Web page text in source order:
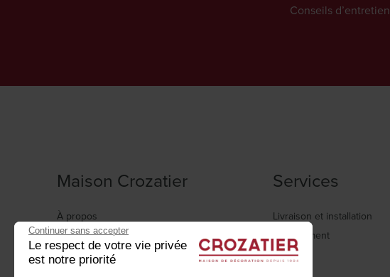
Conseils d’entretien
Maison Crozatier
À propos
Vos Magasins
Nos marques
Services
Livraison et installation
Financement
FAQ
Continuer sans accepter
Le respect de votre vie privée
est notre priorité